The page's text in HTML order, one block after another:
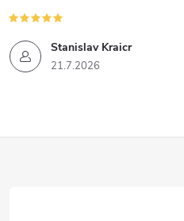
Stanislav Kraicr
21.7.2026